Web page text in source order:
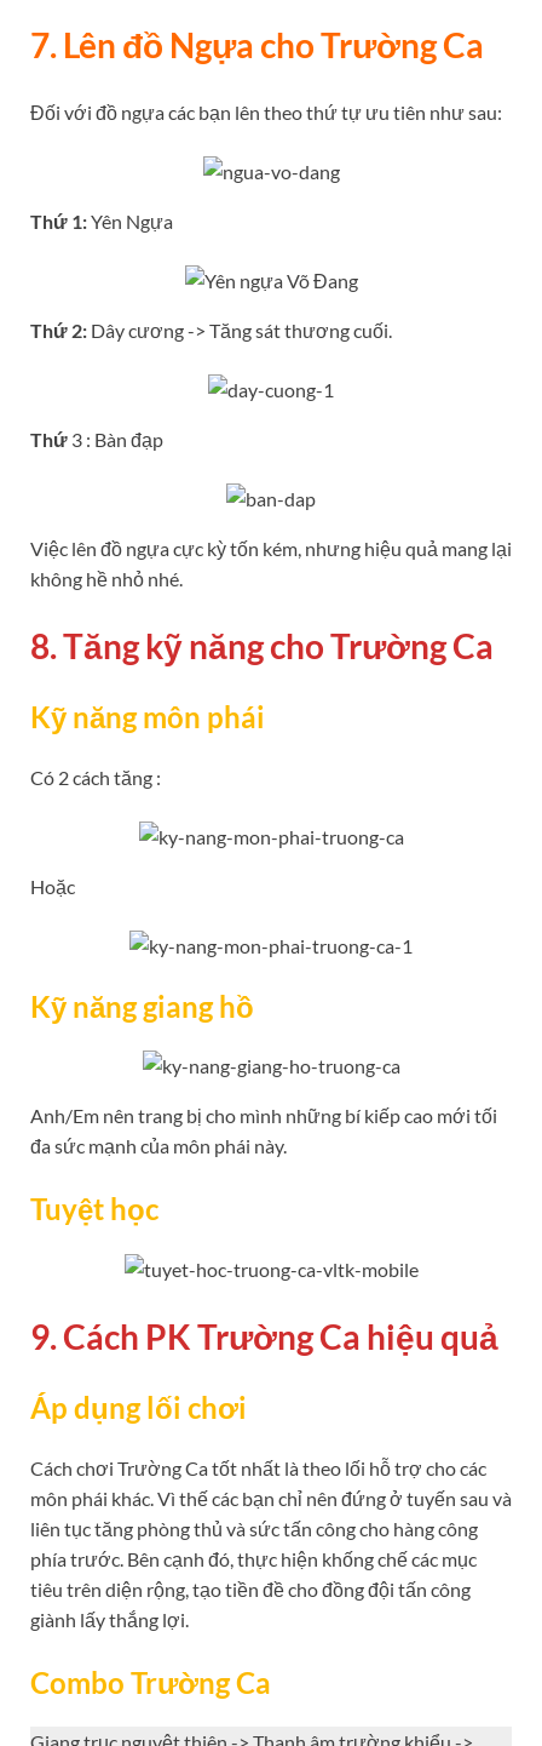
7. Lên đồ Ngựa cho Trường Ca
Đối với đồ ngựa các bạn lên theo thứ tự ưu tiên như sau:
Thứ 1:Yên Ngựa
Thứ 2: Dây cương -> Tăng sát thương cuối.
Thứ 3 : Bàn đạp
Việc lên đồ ngựa cực kỳ tốn kém, nhưng hiệu quả mang lại
không hề nhỏ nhé.
8. Tăng kỹ năng cho Trường Ca
Kỹ năng môn phái
Có 2 cách tăng :
Hoặc
Kỹ năng giang hồ
Anh/Em nên trang bị cho mình những bí kiếp cao mới tối
đa sức mạnh của môn phái này.
Tuyệt học
9. Cách PK Trường Ca hiệu quả
Áp dụng lối chơi
Cách chơi Trường Ca tốt nhất là theo lối hỗ trợ cho các
môn phái khác. Vì thế các bạn chỉ nên đứng ở tuyến sau và
liên tục tăng phòng thủ và sức tấn công cho hàng công
phía trước. Bên cạnh đó, thực hiện khống chế các mục
tiêu trên diện rộng, tạo tiền đề cho đồng đội tấn công
giành lấy thắng lợi.
Combo Trường Ca